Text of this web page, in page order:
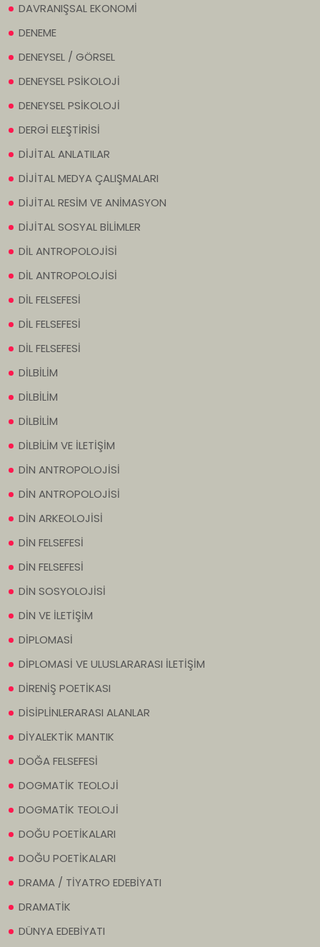
DAVRANIŞSAL EKONOMİ
DENEME
DENEYSEL / GÖRSEL
DENEYSEL PSİKOLOJİ
DENEYSEL PSİKOLOJİ
DERGİ ELEŞTİRİSİ
DİJİTAL ANLATILAR
DİJİTAL MEDYA ÇALIŞMALARI
DİJİTAL RESİM VE ANİMASYON
DİJİTAL SOSYAL BİLİMLER
DİL ANTROPOLOJİSİ
DİL ANTROPOLOJİSİ
DİL FELSEFESİ
DİL FELSEFESİ
DİL FELSEFESİ
DİLBİLİM
DİLBİLİM
DİLBİLİM
DİLBİLİM VE İLETİŞİM
DİN ANTROPOLOJİSİ
DİN ANTROPOLOJİSİ
DİN ARKEOLOJİSİ
DİN FELSEFESİ
DİN FELSEFESİ
DİN SOSYOLOJİSİ
DİN VE İLETİŞİM
DİPLOMASİ
DİPLOMASİ VE ULUSLARARASI İLETİŞİM
DİRENİŞ POETİKASI
DİSİPLİNLERARASI ALANLAR
DİYALEKTİK MANTIK
DOĞA FELSEFESİ
DOGMATİK TEOLOJİ
DOGMATİK TEOLOJİ
DOĞU POETİKALARI
DOĞU POETİKALARI
DRAMA / TİYATRO EDEBİYATI
DRAMATİK
DÜNYA EDEBİYATI